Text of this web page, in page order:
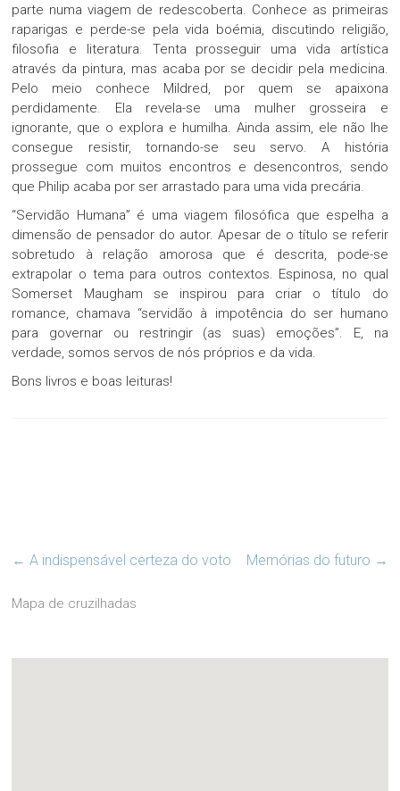
parte numa viagem de redescoberta. Conhece as primeiras
raparigas e perde-se pela vida boémia, discutindo religião,
filosofia e literatura. Tenta prosseguir uma vida artística
através da pintura, mas acaba por se decidir pela medicina.
Pelo meio conhece Mildred, por quem se apaixona
perdidamente. Ela revela-se uma mulher grosseira e
ignorante, que o explora e humilha. Ainda assim, ele não lhe
consegue resistir, tornando-se seu servo. A história
prossegue com muitos encontros e desencontros, sendo
que Philip acaba por ser arrastado para uma vida precária.
“Servidão Humana” é uma viagem filosófica que espelha a
dimensão de pensador do autor. Apesar de o título se referir
sobretudo à relação amorosa que é descrita, pode-se
extrapolar o tema para outros contextos. Espinosa, no qual
Somerset Maugham se inspirou para criar o título do
romance, chamava “servidão à impotência do ser humano
para governar ou restringir (as suas) emoções”. E, na
verdade, somos servos de nós próprios e da vida.
Bons livros e boas leituras!
← A indispensável certeza do voto Memórias do futuro →
Mapa de cruzilhadas